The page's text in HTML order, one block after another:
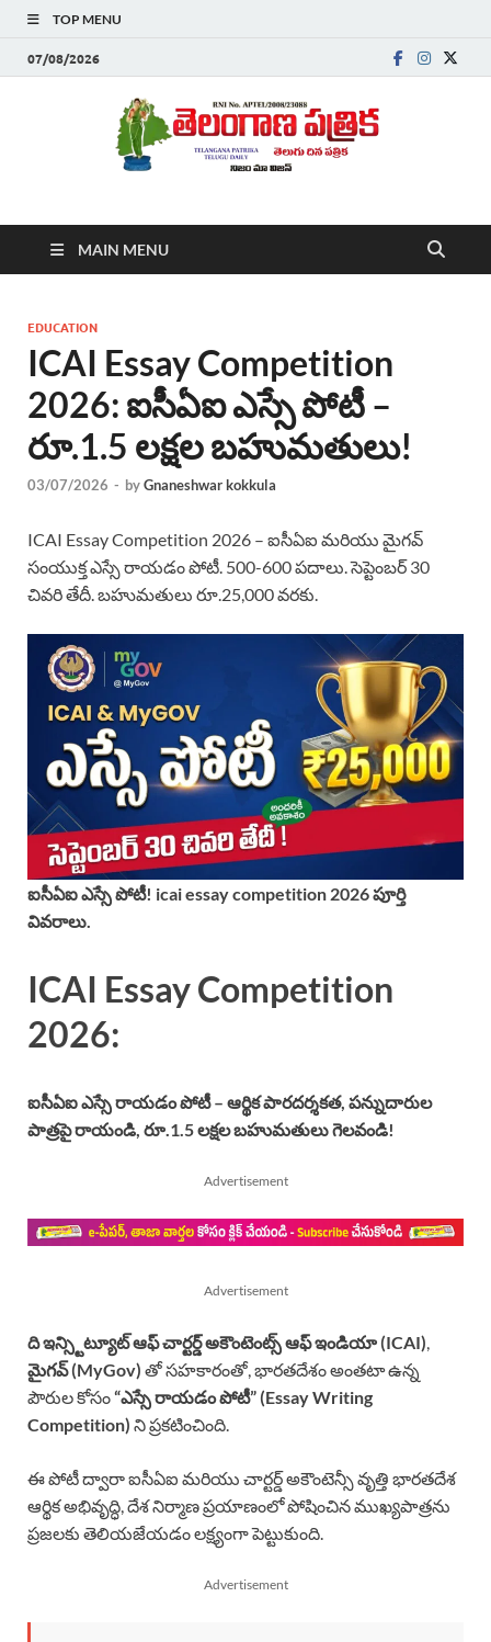
TOP MENU
07/08/2026
Telanganapatrika
,Latest Telangana News, Rajanna Sircilla News, Telangana
Breaking News, Telugu Newspaper Online, Today Telugu News,
తెలుగు వార్తలు , బ్రేకింగ్ న్యూస్ తెలుగులో , తెలంగాణ లో తాజా అప్‌డేట్స్ ,
తెలుగు న్యూస్ పేపర్
MAIN MENU
EDUCATION
ICAI Essay Competition
2026: ఐసీఏఐ ఎస్సే పోటీ –
రూ.1.5 లక్షల బహుమతులు!
03/07/2026 - byGnaneshwar kokkula
ICAI Essay Competition 2026 – ఐసీఏఐ మరియు మైగవ్
సంయుక్త ఎస్సే రాయడం పోటీ. 500-600 పదాలు. సెప్టెంబర్ 30
చివరి తేదీ. బహుమతులు రూ.25,000 వరకు.
ఐసీఏఐ ఎస్సే పోటీ! icai essay competition 2026 పూర్తి
వివరాలు.
ICAI Essay Competition
2026:
ఐసీఏఐ ఎస్సే రాయడం పోటీ – ఆర్థిక పారదర్శకత, పన్నుదారుల
పాత్రపై రాయండి, రూ.1.5 లక్షల బహుమతులు గెలవండి!
Advertisement
Advertisement
ది ఇన్స్టిట్యూట్ ఆఫ్ చార్టర్డ్ అకౌంటెంట్స్ ఆఫ్ ఇండియా (ICAI),
మైగవ్ (MyGov) తో సహకారంతో, భారతదేశం అంతటా ఉన్న
పౌరుల కోసం“ఎస్సే రాయడం పోటీ” (Essay Writing
Competition) ని ప్రకటించింది.
ఈ పోటీ ద్వారా ఐసీఏఐ మరియు చార్టర్డ్ అకౌంటెన్సీ వృత్తి భారతదేశ
ఆర్థిక అభివృద్ధి, దేశ నిర్మాణ ప్రయాణంలో పోషించిన ముఖ్యపాత్రను
ప్రజలకు తెలియజేయడం లక్ష్యంగా పెట్టుకుంది.
Advertisement